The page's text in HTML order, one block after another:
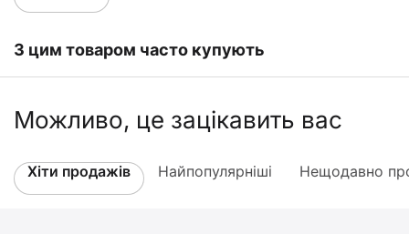
З цим товаром часто купують
Можливо, це зацікавить вас
Хіти продажів Найпопулярніші Нещодавно